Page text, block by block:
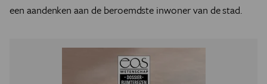
een aandenken aan de beroemdste inwoner van de stad.